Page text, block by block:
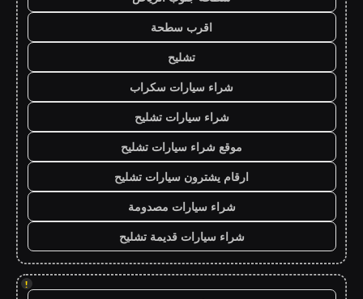
اقرب سطحة
تشليح
شراء سيارات سكراب
شراء سيارات تشليح
موقع شراء سيارات تشليح
ارقام يشترون سيارات تشليح
شراء سيارات مصدومة
شراء سيارات قديمة تشليح
!